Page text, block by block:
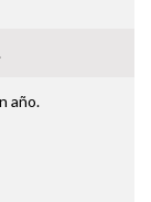
año.